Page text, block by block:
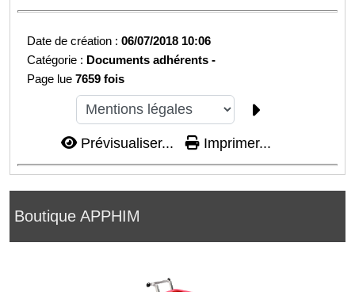
Boutique APPHIM
Date de création :06/07/2018 10:06
Catégorie : Documents adhérents -
Page lue7659 fois
Prévisualiser... Imprimer...